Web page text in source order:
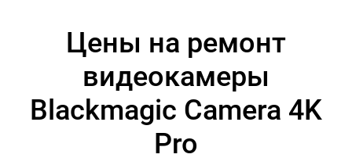
Цены на ремонт
видеокамеры
Blackmagic Camera 4K
Pro